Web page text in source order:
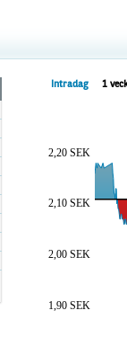
Intradag 1
1,90 SEK
2,00 SEK
2,10 SEK
2,20 SEK